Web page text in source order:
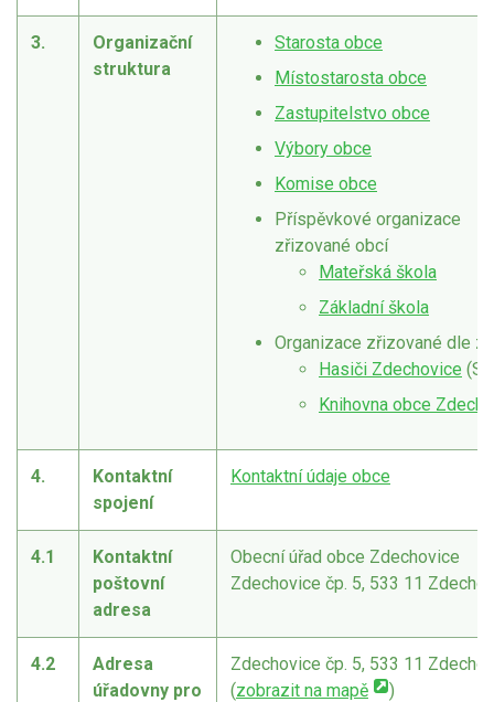
3.
Organizační
struktura
Starosta obce
Místostarosta obce
Zastupitelstvo obce
Výbory obce
Komise obce
Příspěvkové organizace
zřizované obcí
Mateřská škola
Základní škola
Organizace zřizované dle
Hasiči Zdechovice
Knihovna obce
4.
Kontaktní
spojení
Kontaktní údaje obce
4.1
Kontaktní
poštovní
adresa
Obecní úřad obce Zdechovice
Zdechovice čp. 5, 533 11
4.2
Adresa
úřadovny pro
Zdechovice čp. 5, 533 11
(zobrazit na mapě )